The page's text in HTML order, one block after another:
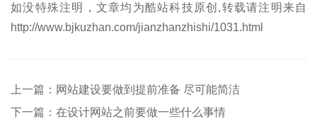
如没特殊注明，文章均为酷站科技原创,转载请注明来自
http://www.bjkuzhan.com/jianzhanzhishi/1031.html
上一篇：网站建设要做到提前准备 尽可能简洁
下一篇：在设计网站之前要做一些什么事情